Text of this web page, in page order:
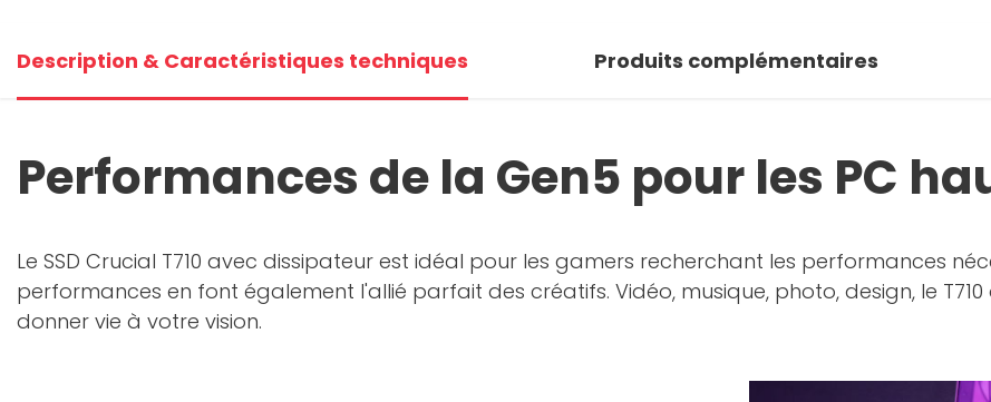
Description & Caractéristiques techniques Produits complémentaires
Performances de la Gen5 pour les PC
Le SSD Crucial T710 avec dissipateur est idéal pour les gamers recherchant les performances
performances en font également l'allié parfait des créatifs. Vidéo, musique, photo, design, le
donner vie à votre vision.